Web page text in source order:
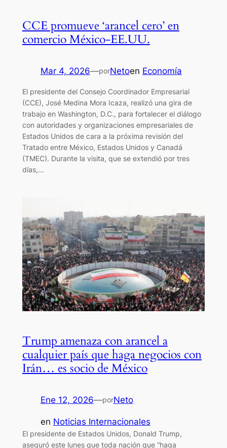
CCE promueve ‘arancel cero’ en
comercio México-EE.UU.
Mar 4, 2026—porNetoen Economía
El presidente del Consejo Coordinador Empresarial
(CCE), José Medina Mora Icaza, realizó una gira de
trabajo en Washington, D.C., para fortalecer el diálogo
con autoridades y organizaciones empresariales de
Estados Unidos de cara a la próxima revisión del
Tratado entre México, Estados Unidos y Canadá
(TMEC). Durante la visita, que se extendió por tres
días,…
Trump amenaza con arancel a
cualquier país que haga negocios con
Irán… es socio de México
Ene 12, 2026—porNeto
en Noticias Internacionales
El presidente de Estados Unidos, Donald Trump,
aseguró este lunes que toda nación que “haga